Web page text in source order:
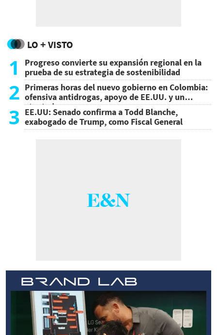
LO + VISTO
1
Progreso convierte su expansión regional en la
prueba de su estrategia de sostenibilidad
2 Primeras horas del nuevo gobierno en Colombia:
ofensiva antidrogas, apoyo de EE.UU. y un
atentado
3 EE.UU: Senado confirma a Todd Blanche,
exabogado de Trump, como Fiscal General